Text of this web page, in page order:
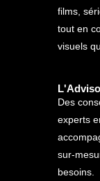
films,
tout en
visuels
Des
experts
sur-
besoins.